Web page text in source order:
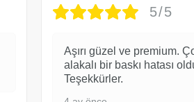
5/5
Aşırı güzel ve premium.
alakalı bir baskı hatası
Teşekkürler.